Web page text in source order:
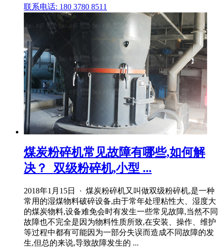
联系电话: 180 3780 8511
煤炭粉碎机常见故障有哪些,如何解
决？_双级粉碎机,小型 ...
2018年1月15日 · 煤炭粉碎机又叫做双级粉碎机,是一种
常用的湿煤物料破碎设备,由于常年处理粘性大、湿度大
的煤炭物料,设备难免会时有发生一些常见故障,当然不同
故障也不完全是因为物料性质所致,在安装、操作、维护
等过程中都有可能因为一部分失误而造成不同故障的发
生,但总的来说,导致故障发生的 ...